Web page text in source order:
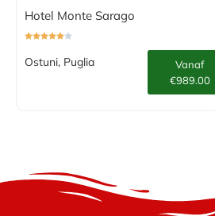
Hotel Monte Sarago
Ostuni, Puglia
Vanaf
€989.00